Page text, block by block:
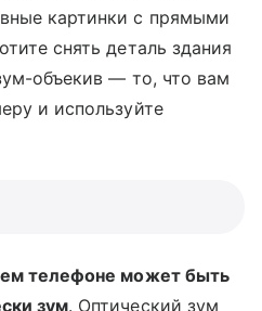
картинки с прямыми
снять деталь здания
объекив — то, что вам
и используйте
телефоне может быть
зум. Оптический зум